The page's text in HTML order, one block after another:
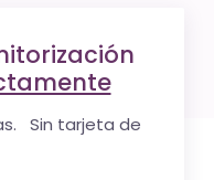
Sin tarjeta de